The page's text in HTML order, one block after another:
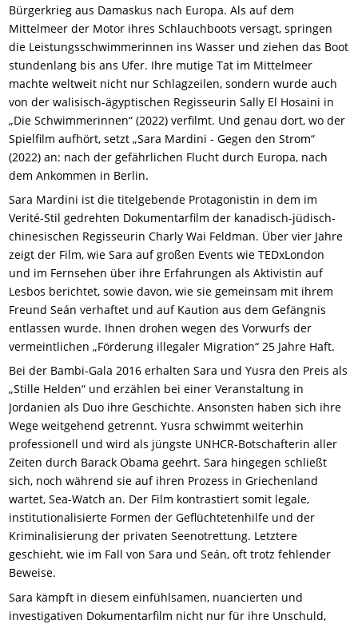
Bürgerkrieg aus Damaskus nach Europa. Als auf dem
Mittelmeer der Motor ihres Schlauchboots versagt, springen
die Leistungsschwimmerinnen ins Wasser und ziehen das Boot
stundenlang bis ans Ufer. Ihre mutige Tat im Mittelmeer
machte weltweit nicht nur Schlagzeilen, sondern wurde auch
von der walisisch-ägyptischen Regisseurin Sally El Hosaini in
„Die Schwimmerinnen“ (2022) verfilmt. Und genau dort, wo der
Spielfilm aufhört, setzt „Sara Mardini - Gegen den Strom“
(2022) an: nach der gefährlichen Flucht durch Europa, nach
dem Ankommen in Berlin.
Sara Mardini ist die titelgebende Protagonistin in dem im
Verité-Stil gedrehten Dokumentarfilm der kanadisch-jüdisch-
chinesischen Regisseurin Charly Wai Feldman. Über vier Jahre
zeigt der Film, wie Sara auf großen Events wie TEDxLondon
und im Fernsehen über ihre Erfahrungen als Aktivistin auf
Lesbos berichtet, sowie davon, wie sie gemeinsam mit ihrem
Freund Seán verhaftet und auf Kaution aus dem Gefängnis
entlassen wurde. Ihnen drohen wegen des Vorwurfs der
vermeintlichen „Förderung illegaler Migration“ 25 Jahre Haft.
Bei der Bambi-Gala 2016 erhalten Sara und Yusra den Preis als
„Stille Helden“ und erzählen bei einer Veranstaltung in
Jordanien als Duo ihre Geschichte. Ansonsten haben sich ihre
Wege weitgehend getrennt. Yusra schwimmt weiterhin
professionell und wird als jüngste UNHCR-Botschafterin aller
Zeiten durch Barack Obama geehrt. Sara hingegen schließt
sich, noch während sie auf ihren Prozess in Griechenland
wartet, Sea-Watch an. Der Film kontrastiert somit legale,
institutionalisierte Formen der Geflüchtetenhilfe und der
Kriminalisierung der privaten Seenotrettung. Letztere
geschieht, wie im Fall von Sara und Seán, oft trotz fehlender
Beweise.
Sara kämpft in diesem einfühlsamen, nuancierten und
investigativen Dokumentarfilm nicht nur für ihre Unschuld,